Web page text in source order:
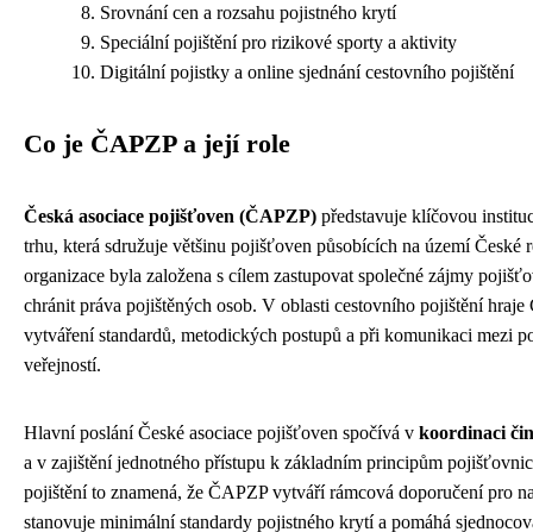
Srovnání cen a rozsahu pojistného krytí
Speciální pojištění pro rizikové sporty a aktivity
Digitální pojistky a online sjednání cestovního pojištění
Co je ČAPZP a její role
Česká asociace pojišťoven (ČAPZP) představuje klíčovou
trhu, která sdružuje většinu pojišťoven působících na území České
organizace byla založena s cílem zastupovat společné zájmy
chránit práva pojištěných osob. V oblasti cestovního pojištění
vytváření standardů, metodických postupů a při komunikaci mezi
veřejností.
Hlavní poslání České asociace pojišťoven spočívá v koordinaci
a v zajištění jednotného přístupu k základním principům
pojištění to znamená, že ČAPZP vytváří rámcová doporučení pro
stanovuje minimální standardy pojistného krytí a pomáhá